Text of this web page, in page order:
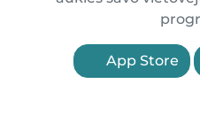
App Store